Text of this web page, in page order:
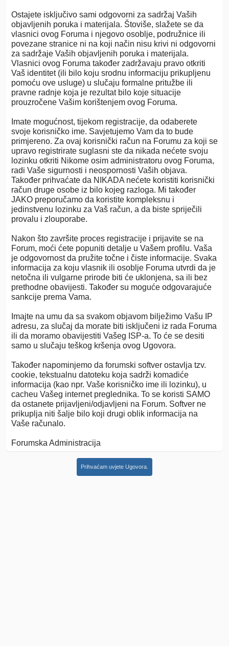
Ostajete isključivo sami odgovorni za sadržaj Vaših
objavljenih poruka i materijala. Štoviše, slažete se da
vlasnici ovog Foruma i njegovo osoblje, podružnice ili
povezane stranice ni na koji način nisu krivi ni odgovorni
za sadržaje Vaših objavljenih poruka i materijala.
Vlasnici ovog Foruma također zadržavaju pravo otkriti
Vaš identitet (ili bilo koju srodnu informaciju prikupljenu
pomoću ove usluge) u slučaju formalne pritužbe ili
pravne radnje koja je rezultat bilo koje situacije
prouzročene Vašim korištenjem ovog Foruma.
Imate mogućnost, tijekom registracije, da odaberete
svoje korisničko ime. Savjetujemo Vam da to bude
primjereno. Za ovaj korisnički račun na Forumu za koji se
upravo registrirate suglasni ste da nikada nećete svoju
lozinku otkriti Nikome osim administratoru ovog Foruma,
radi Vaše sigurnosti i neospornosti Vaših objava.
Također prihvaćate da NIKADA nećete koristiti korisnički
račun druge osobe iz bilo kojeg razloga. Mi također
JAKO preporučamo da koristite kompleksnu i
jedinstvenu lozinku za Vaš račun, a da biste spriječili
provalu i zlouporabe.
Nakon što završite proces registracije i prijavite se na
Forum, moći ćete popuniti detalje u Vašem profilu. Vaša
je odgovornost da pružite točne i čiste informacije. Svaka
informacija za koju vlasnik ili osoblje Foruma utvrdi da je
netočna ili vulgarne prirode biti će uklonjena, sa ili bez
prethodne obavijesti. Također su moguće odgovarajuće
sankcije prema Vama.
Imajte na umu da sa svakom objavom bilježimo Vašu IP
adresu, za slučaj da morate biti isključeni iz rada Foruma
ili da moramo obavijestiti Vašeg ISP-a. To će se desiti
samo u slučaju teškog kršenja ovog Ugovora.
Također napominjemo da forumski softver ostavlja tzv.
cookie, tekstualnu datoteku koja sadrži komadiće
informacija (kao npr. Vaše korisničko ime ili lozinku), u
cacheu Vašeg internet preglednika. To se koristi SAMO
da ostanete prijavljeni/odjavljeni na Forum. Softver ne
prikuplja niti šalje bilo koji drugi oblik informacija na
Vaše računalo.
Forumska Administracija